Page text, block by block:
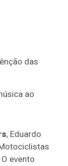
das
ao
, Eduardo
evento